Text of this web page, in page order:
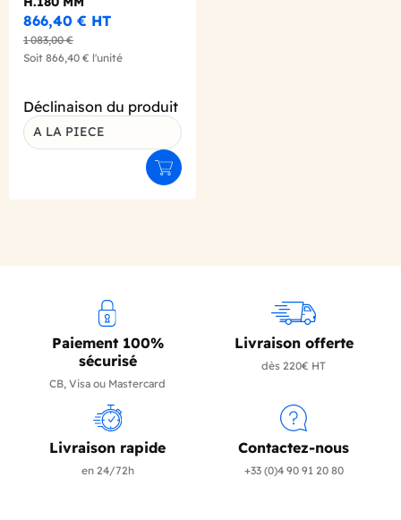
866,40 € HT
1 083,00 €
Soit 866,40 € l'unité
Déclinaison du produit
A LA PIECE
Ajouter au panier
Paiement 100%
sécurisé
CB, Visa ou Mastercard
Livraison offerte
dès 220€ HT
Livraison rapide
en 24/72h
Contactez-nous
+33 (0)4 90 91 20 80